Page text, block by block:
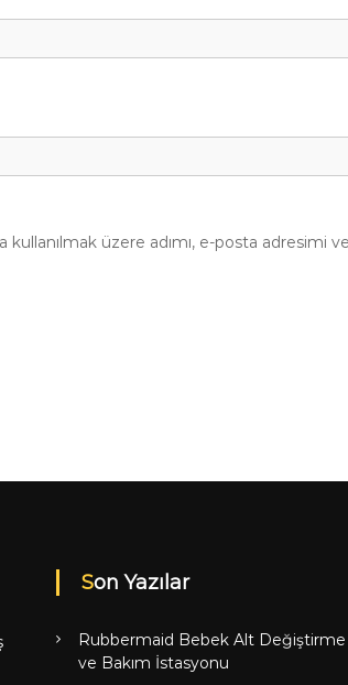
kullanılmak üzere adımı, e-posta adresimi
Son Yazılar
Rubbermaid Bebek Alt Değiştirme
ve Bakım İstasyonu